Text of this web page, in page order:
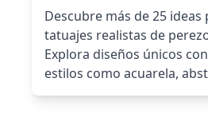
Descubre más de 25
tatuajes realistas de
Explora diseños únicos
estilos como acuarela,
inspirados en la